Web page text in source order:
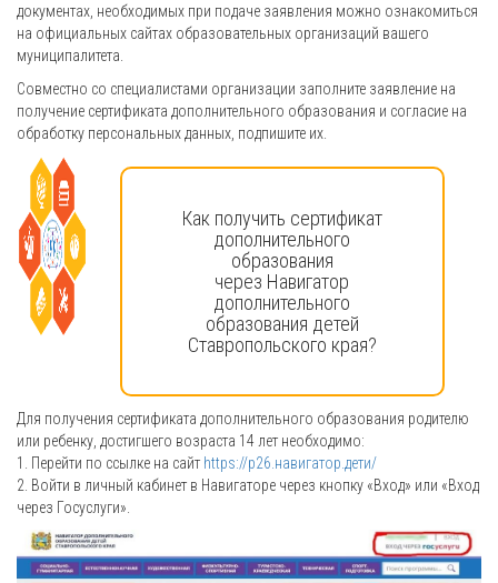
документах, необходимых при подаче заявления можно ознакомиться
на официальных сайтах образовательных организаций вашего
муниципалитета.
Совместно со специалистами организации заполните заявление на
получение сертификата дополнительного образования и согласие на
обработку персональных данных, подпишите их.
Как получить сертификат
дополнительного
образования
через Навигатор
дополнительного
образования детей
Ставропольского края?
Для получения сертификата дополнительного образования родителю
или ребенку, достигшего возраста 14 лет необходимо:
1. Перейти по ссылке на сайт https://р26.навигатор.дети/
2. Войти в личный кабинет в Навигаторе через кнопку «Вход» или «Вход
через Госуслуги».